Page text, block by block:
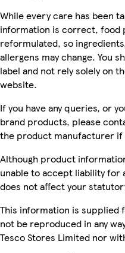
While every care has been
information is correct, food
reformulated, so
allergens may change. You
label and not rely solely on
website.
If you have any queries, or
brand products, please
the product manufacturer if
Although product
unable to accept liability for
does not affect your
This information is supplied
not be reproduced in any
Tesco Stores Limited nor